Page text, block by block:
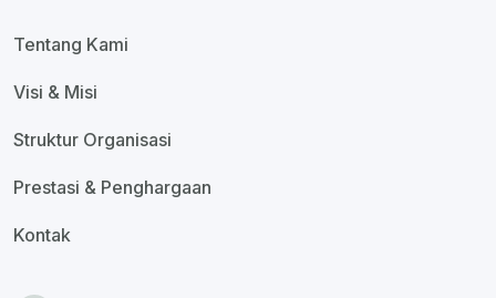
Tentang Kami
Visi & Misi
Struktur Organisasi
Prestasi & Penghargaan
Kontak